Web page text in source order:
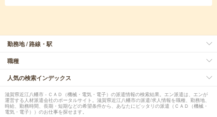
勤務地 / 路線・駅
職種
人気の検索インデックス
滋賀県近江八幡市 - ＣＡＤ（機械・電気・電子）の派遣情報の検索結果。エン派遣は、エンが
運営する人材派遣会社のポータルサイト。滋賀県近江八幡市の派遣/求人情報を職種、勤務地、
時給、勤務時間、長期・短期などの希望条件から、あなたにピッタリの派遣（ＣＡＤ（機械・
電気・電子））のお仕事を探せます。